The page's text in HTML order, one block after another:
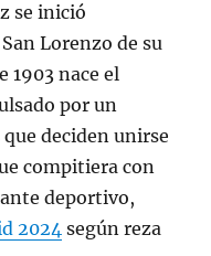
se inició
Lorenzo de su
1903 nace el
por un
deciden unirse
compitiera con
deportivo,
2024 según reza